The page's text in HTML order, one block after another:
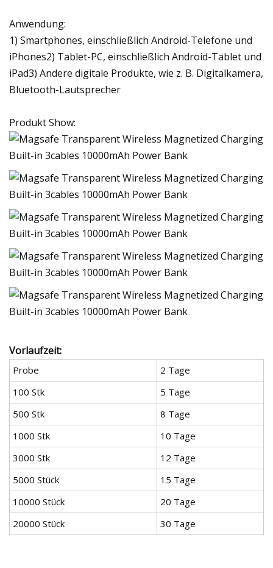
Anwendung:
1) Smartphones, einschließlich Android-Telefone und
iPhones2) Tablet-PC, einschließlich Android-Tablet und
iPad3) Andere digitale Produkte, wie z. B. Digitalkamera,
Bluetooth-Lautsprecher
Produkt Show:
Vorlaufzeit:
Probe
2 Tage
100 Stk
5 Tage
500 Stk
8 Tage
1000 Stk
10 Tage
3000 Stk
12 Tage
5000 Stück
15 Tage
10000 Stück
20 Tage
20000 Stück
30 Tage